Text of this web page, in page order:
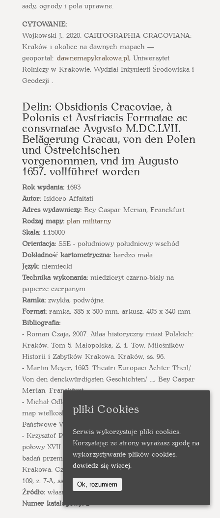
sady, ogrody i pola uprawne.
CYTOWANIE:
Wojkowski J., 2020. CARTOGRAPHIA CRACOVIANA:
Kraków i okolice na dawnych mapach —
geoportal: dawnemapykrakowa.pl, Uniwersytet
Rolniczy w Krakowie, Wydział Inżynierii Środowiska i
Geodezji .
Delin: Obsidionis Cracoviae, à
Polonis et Avstriacis Formatae ac
consvmatae Avgvsto M.DC.LVII.
Belägerung Cracau, von den Polen
und Östreichischen
vorgenommen, vnd im Augusto
1657. vollführet worden
Rok wydania:1693
Autor:Isidoro Affaitati
Adres wydawniczy:Bey Caspar Merian, Franckfurt
Rodzaj mapy: plan militarny
Skala:1:15000
Orientacja:SSE - południowy południowy wschód
Dokładność kartometryczna:bardzo mała
Język:niemiecki
Technika wykonania:miedzioryt czarno-biały na
papierze czerpanym
Ramka:zwykła, podwójna
Format:ramka: 385 x 300 mm, arkusz: 405 x 340 mm
Bibliografia:
- Roman Czaja, 2007. Atlas historyczny miast Polskich:
Kraków. Tom 5, Małopolska; Z. 1, Tow. Miłośników
Historii i Zabytków Krakowa. Kraków, ss. 96.
- Martin Meyer, 1693. Theatri Europaei Achter Theil/
Von den denckwürdigsten Geschichten/ ..., Bey Caspar
Merian, Franckfurt.
- Michał Odlanicki-Poczobutt, 1981. Katalog dawnych
map wielkoskalowych Krakowa z XVI—XIX wieku.
Państwowe Wydawnictwo Naukowe Warszawa, ss. 286.
- Krzysztof Petrus, 2012. Zabytki kartografii z drugiej
połowy XVII i początku XVIII stulecia jako źródła do
badań przemian przestrzennych zachodnich przedmieść
Krakowa. Czasopismo Techniczne. Architektura, R.
109, z. 7-A, ss. 139-150.
Źródło:własna kolekcja
Numer katalogowy:2
pliki Cookies
Serwis wykorzystuje pliki cookies.
Korzystając ze strony wyrażasz zgodę na
wykorzystywanie plików cookies.
dowiedz się więcej.
Ok, rozumiem